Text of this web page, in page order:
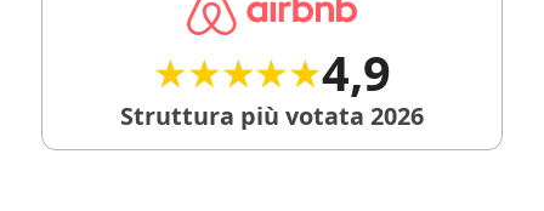
★★★★★
★★★★★4,9
Struttura più votata 2026